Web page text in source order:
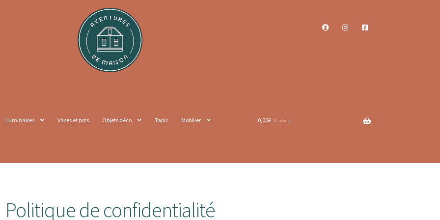
Luminaires Vases et pots Objets déco Tapis Mobilier 0,00€ 0 article
Politique de confidentialité